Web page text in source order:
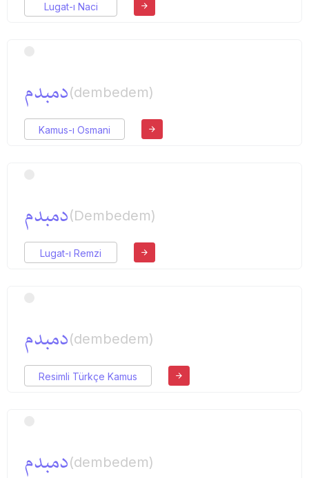
Lugat-ı Naci
دمبدم(dembedem)
Kamus-ı Osmani
دمبدم(Dembedem)
Lugat-ı Remzi
دمبدم(dembedem)
Resimli Türkçe Kamus
دمبدم(dembedem)